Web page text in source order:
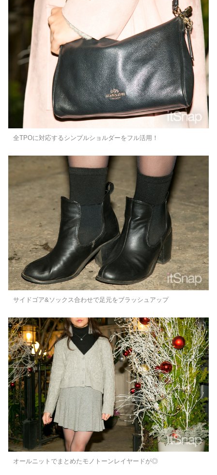
全TPOに対応するシンプルショルダーをフル活用！
サイドゴア&ソックス合わせで足元をブラッシュアップ
オールニットでまとめたモノトーンレイヤードが◎